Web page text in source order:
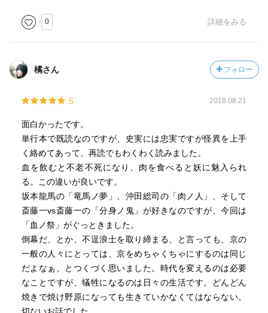
0 詳細をみる
橘さん フォロー
5 2018.08.21
面白かったです。
単行本で既読なのですが、史実には忠実ですが怪異を上手
く絡めてあって、再読でもわくわく読みました。
血を飲むと不老不死になり、肉を食べると妖に魅入られ
る。この違いが良いです。
坂本龍馬の「竜馬ノ夢」、沖田総司の「肉ノ人」、そして
斎藤一vs斎藤一の「分身ノ鬼」が好きなのですが、今回は
「血ノ祭」がぐっときました。
倒幕だ、とか、不逞浪士を取り締まる、と言っても、京の
一般の人々にとっては、京をめちゃくちゃにするのは同じ
だよなぁ、とつくづく思いました。時代を変えるのは必要
なことですが、犠牲になるのは日々の生活です。どんどん
焼きで焼け野原になっても生きていかなくてはならない。